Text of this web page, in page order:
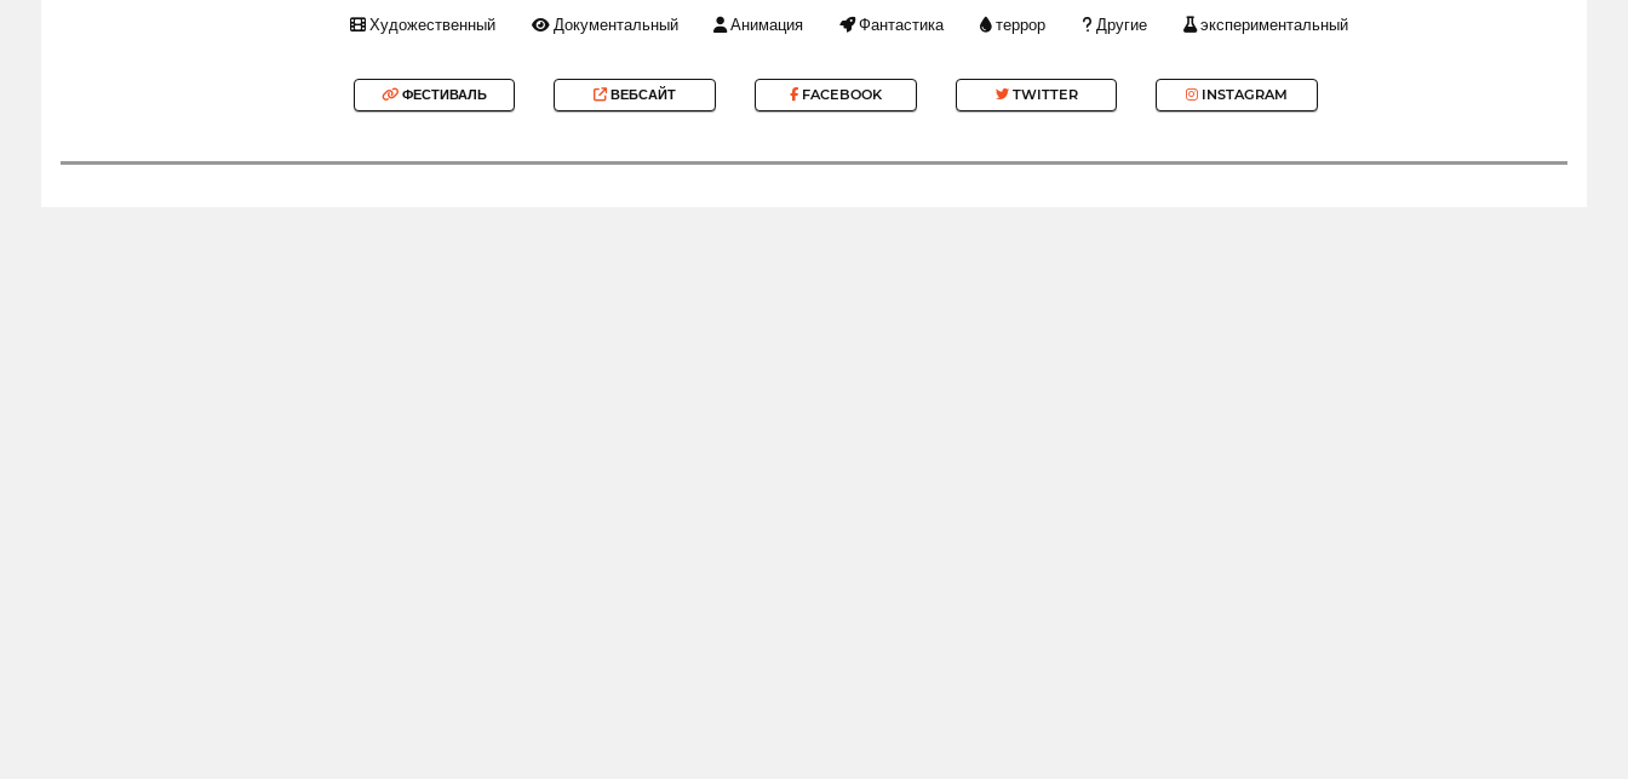
Художественный Документальный Анимация Фантастика террор Другие экспериментальный
ФЕСТИВАЛЬ ВЕБСАЙТ FACEBOOK TWITTER INSTAGRAM